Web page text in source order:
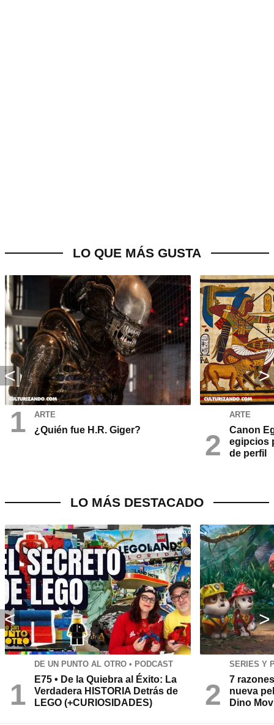
LO QUE MÁS GUSTA
ARTE
¿Quién fue H.R. Giger?
ARTE
Canon
egipcios
de perfil
LO MÁS DESTACADO
DE UN PUNTO AL OTRO • PODCAST
E75 • De la Quiebra al Éxito: La
Verdadera HISTORIA Detrás de
LEGO (+CURIOSIDADES)
SERIES Y
7
nueva
Dino